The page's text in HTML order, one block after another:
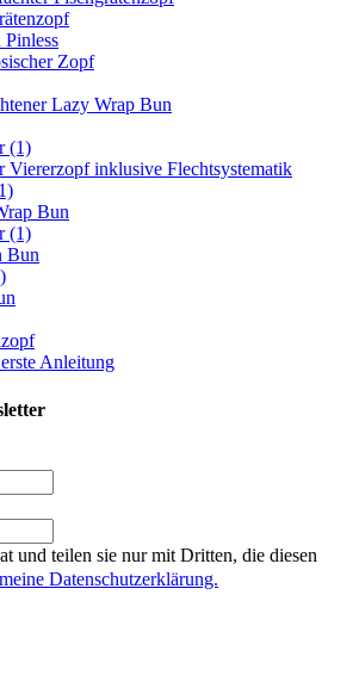
Pinless
Zopf
Lazy Wrap Bun
(1)
Viererzopf inklusive Flechtsystematik
Bun
(1)
Bun
Anleitung
und teilen sie nur mit Dritten, die diesen
Datenschutzerklärung.